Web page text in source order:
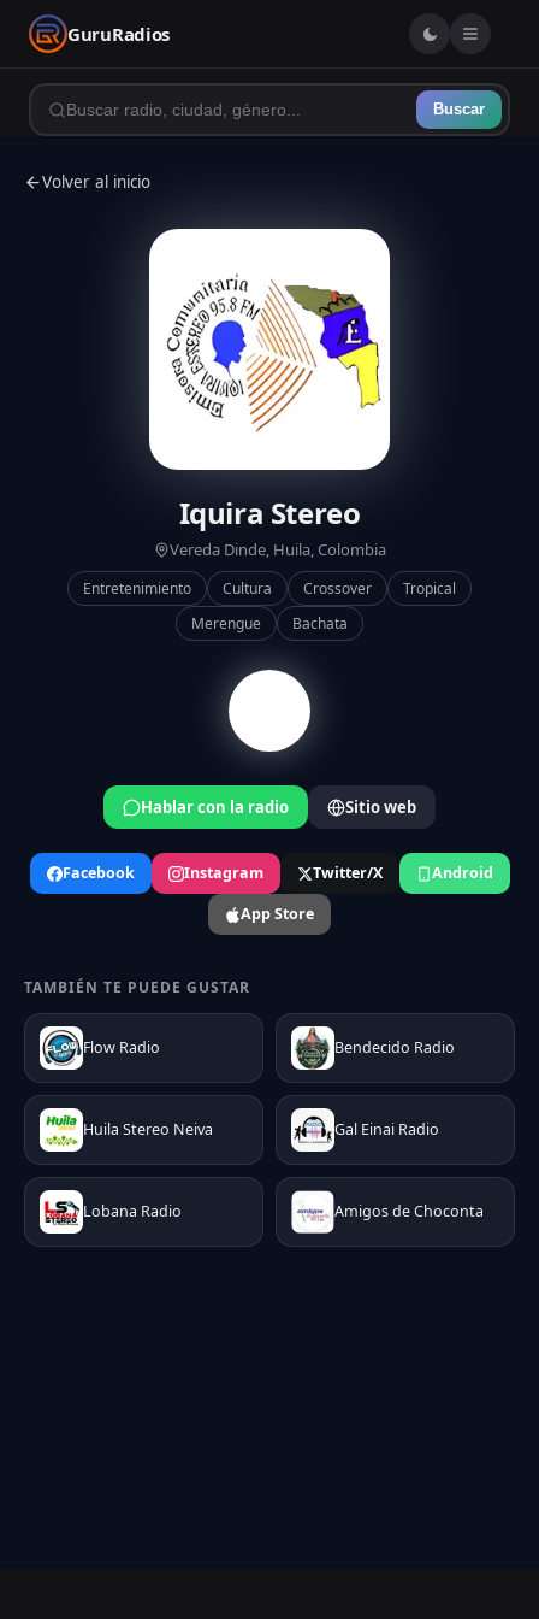
GuruRadios
Buscar
Volver al inicio
Iquira Stereo
Vereda Dinde, Huila, Colombia
Entretenimiento Cultura Crossover
Tropical
Merengue
Bachata
Hablar con la radio Sitio web
Facebook Instagram Twitter/X
Android
App Store
TAMBIÉN TE PUEDE GUSTAR
Flow Radio Bendecido Radio
Huila Stereo Neiva Gal Einai Radio
Lobana Radio Amigos de Choconta